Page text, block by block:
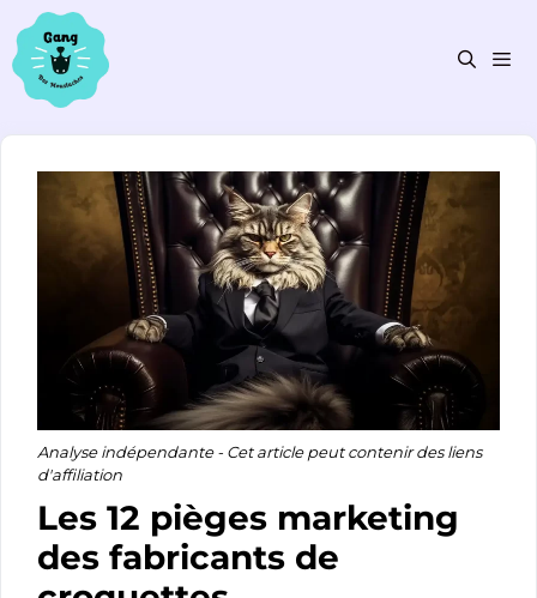
Aller
au
contenu
Analyse indépendante - Cet article peut contenir des liens
d'affiliation
Les 12 pièges marketing
des fabricants de